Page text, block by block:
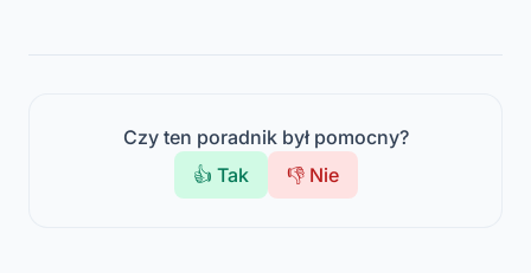
Czy ten poradnik był pomocny?
👍 Tak
👎 Nie